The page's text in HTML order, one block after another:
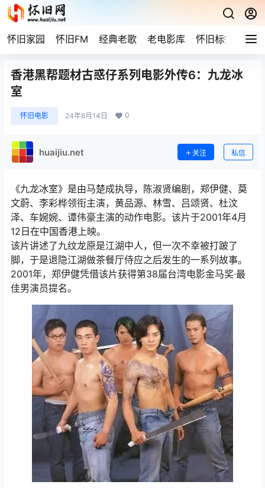
怀旧家园 怀旧FM 经典老歌 老电影库 怀旧标签 网
香港黑帮题材古惑仔系列电影外传6：九龙冰
室
怀旧电影 24年8月14日 0
huaijiu.net 关注 私信
《九龙冰室》是由马楚成执导，陈淑贤编剧，郑伊健、莫
文蔚、李彩桦领衔主演，黄品源、林雪、吕颂贤、杜汶
泽、车婉婉、谭伟豪主演的动作电影。该片于2001年4月
12日在中国香港上映。
该片讲述了九纹龙原是江湖中人，但一次不幸被打跛了
脚，于是退隐江湖做茶餐厅侍应之后发生的一系列故事。
2001年，郑伊健凭借该片获得第38届台湾电影金马奖·最
佳男演员提名。